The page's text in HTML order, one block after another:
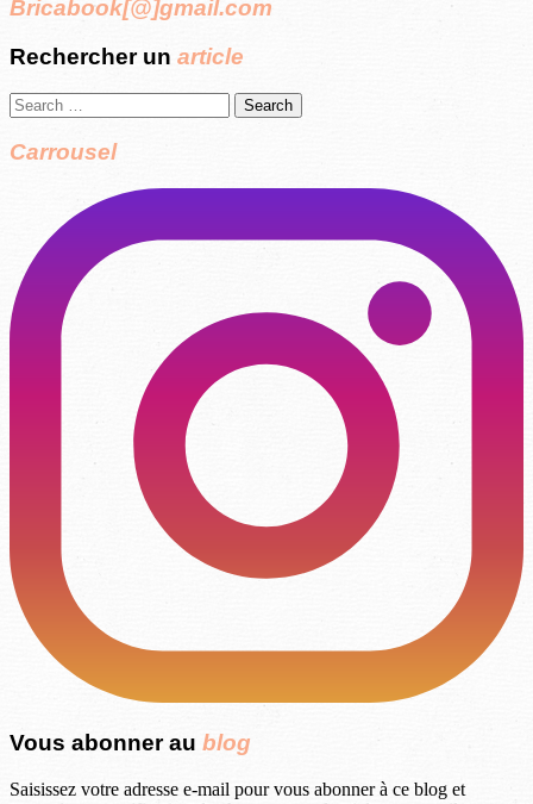
Bricabook[@]gmail.com
Rechercher un article
Search
for:
Carrousel
Vous abonner au blog
Saisissez votre adresse e-mail pour vous abonner à ce blog et